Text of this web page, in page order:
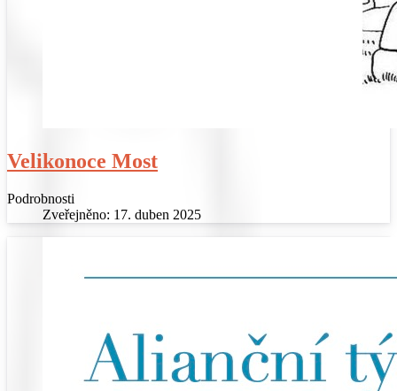
Velikonoce Most
Podrobnosti
Zveřejněno: 17. duben 2025